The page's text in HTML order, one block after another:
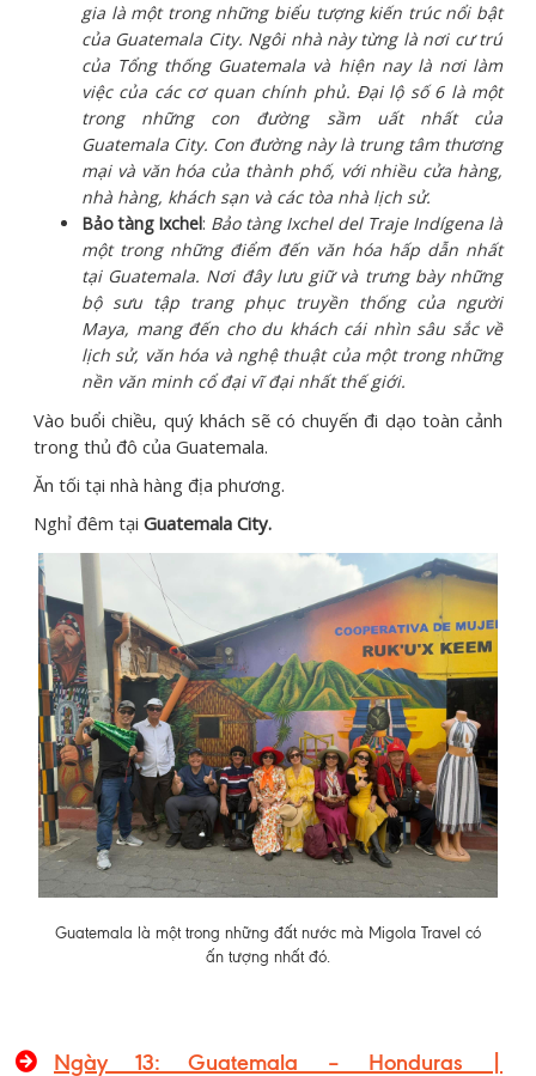
gia là một trong những biểu tượng kiến trúc nổi bật
của Guatemala City. Ngôi nhà này từng là nơi cư trú
của Tổng thống Guatemala và hiện nay là nơi làm
việc của các cơ quan chính phủ. Đại lộ số 6 là một
trong những con đường sầm uất nhất của
Guatemala City. Con đường này là trung tâm thương
mại và văn hóa của thành phố, với nhiều cửa hàng,
nhà hàng, khách sạn và các tòa nhà lịch sử.
Bảo tàng Ixchel: Bảo tàng Ixchel del Traje Indígena là
một trong những điểm đến văn hóa hấp dẫn nhất
tại Guatemala. Nơi đây lưu giữ và trưng bày những
bộ sưu tập trang phục truyền thống của người
Maya, mang đến cho du khách cái nhìn sâu sắc về
lịch sử, văn hóa và nghệ thuật của một trong những
nền văn minh cổ đại vĩ đại nhất thế giới.
Vào buổi chiều, quý khách sẽ có chuyến đi dạo toàn cảnh
trong thủ đô của Guatemala.
Ăn tối tại nhà hàng địa phương.
Nghỉ đêm tại Guatemala City.
Guatemala là một trong những đất nước mà Migola Travel có
ấn tượng nhất đó.
Ngày 13: Guatemala – Honduras |